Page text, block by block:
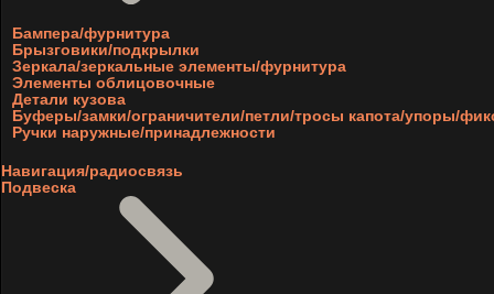
Бампера/фурнитура
Брызговики/подкрылки
Зеркала/зеркальные элементы/фурнитура
Элементы облицовочные
Детали кузова
Буферы/замки/ограничители/петли/тросы капота/упоры/
Ручки наружные/принадлежности
Навигация/радиосвязь
Подвеска